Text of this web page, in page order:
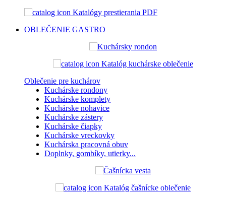
Katalógy prestierania PDF
OBLEČENIE GASTRO
Katalóg kuchárske oblečenie
Oblečenie pre kuchárov
Kuchárske rondony
Kuchárske komplety
Kuchárske nohavice
Kuchárske zástery
Kuchárske čiapky
Kuchárske vreckovky
Kuchárska pracovná obuv
Doplnky, gombíky, utierky...
Katalóg čašnícke oblečenie